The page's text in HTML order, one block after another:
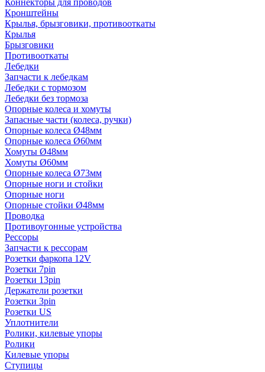
Коннекторы для проводов
Кронштейны
Крылья, брызговики, противооткаты
Крылья
Брызговики
Противооткаты
Лебедки
Запчасти к лебедкам
Лебедки с тормозом
Лебедки без тормоза
Опорные колеса и хомуты
Запасные части (колеса, ручки)
Опорные колеса Ø48мм
Опорные колеса Ø60мм
Хомуты Ø48мм
Хомуты Ø60мм
Опорные колеса Ø73мм
Опорные ноги и стойки
Опорные ноги
Опорные стойки Ø48мм
Проводка
Противоугонные устройства
Рессоры
Запчасти к рессорам
Розетки фаркопа 12V
Розетки 7pin
Розетки 13pin
Держатели розетки
Розетки 3pin
Розетки US
Уплотнители
Ролики, килевые упоры
Ролики
Килевые упоры
Ступицы